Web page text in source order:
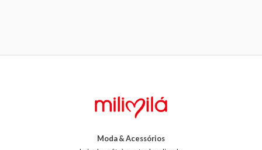
Moda & Acessórios